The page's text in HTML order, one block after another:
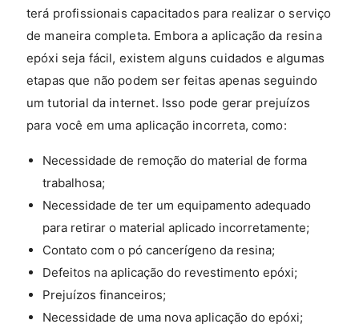
terá profissionais capacitados para realizar o serviço
de maneira completa. Embora a aplicação da resina
epóxi seja fácil, existem alguns cuidados e algumas
etapas que não podem ser feitas apenas seguindo
um tutorial da internet. Isso pode gerar prejuízos
para você em uma aplicação incorreta, como:
Necessidade de remoção do material de forma
trabalhosa;
Necessidade de ter um equipamento adequado
para retirar o material aplicado incorretamente;
Contato com o pó cancerígeno da resina;
Defeitos na aplicação do revestimento epóxi;
Prejuízos financeiros;
Necessidade de uma nova aplicação do epóxi;